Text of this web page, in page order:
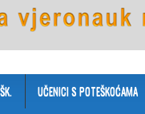
UČENICI S POTEŠKOĆAMA